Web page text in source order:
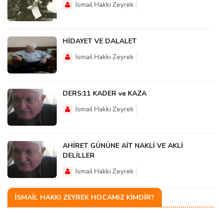
Ismail Hakki Zeyrek
HİDAYET VE DALALET
Ismail Hakki Zeyrek
DERS:11 KADER ve KAZA
Ismail Hakki Zeyrek
AHİRET GÜNÜNE AİT NAKLİ VE AKLİ
DELİLLER
Ismail Hakki Zeyrek
İSMAIL HAKKI ZEYREK HOCAMIZ KIMDIR?